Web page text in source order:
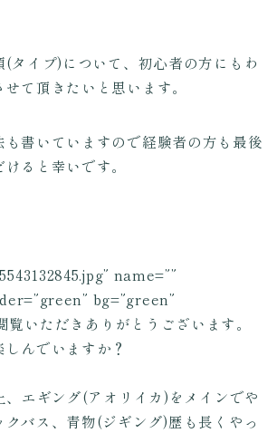
タイプ)について、初心者の方にもわ
て頂きたいと思います。
も書いていますので経験者の方も最後
ると幸いです。
name=””
bg=”green”
いただきありがとうございます。
んでいますか？
、エギング(アオリイカ)をメインでや
クバス、青物(ジギング)歴も長くやっ